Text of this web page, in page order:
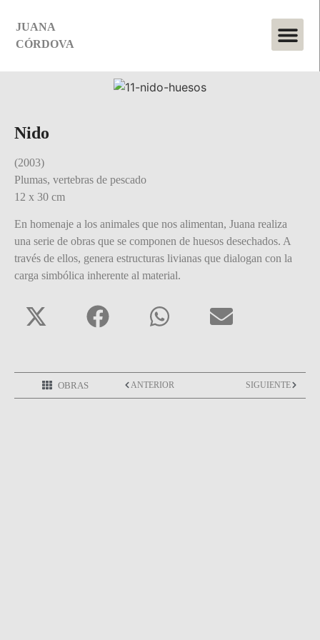
JUANA
CÓRDOVA
Nido
(2003)
Plumas, vertebras de pescado
12 x 30 cm
En homenaje a los animales que nos alimentan, Juana realiza
una serie de obras que se componen de huesos desechados. A
través de ellos, genera estructuras livianas que dialogan con la
carga simbólica inherente al material.
OBRAS ANTERIOR SIGUIENTE